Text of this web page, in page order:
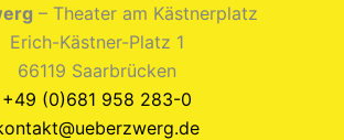
– Theater am Kästnerplatz
Erich-Kästner-Platz 1
66119 Saarbrücken
+49 (0)681 958 283-0